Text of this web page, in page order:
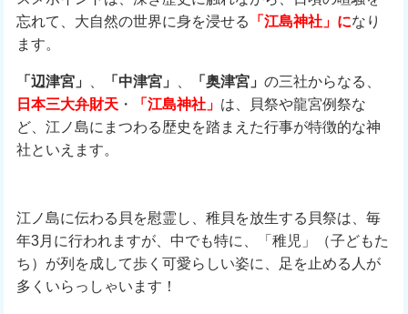
忘れて、大自然の世界に身を浸せる 「江島神社」になり
ます。
「辺津宮」 「中津宮」 「奥津宮」 の三社からなる、
日本三大弁財天・ 「江島神社」 は、貝祭や龍宮例祭な
ど、江ノ島にまつわる歴史を踏まえた行事が特徴的な神
社といえます。
江ノ島に伝わる貝を慰霊し、稚貝を放生する貝祭は、毎
年3月に行われますが、中でも特に、「稚児」（子どもた
ち）が列を成して歩く可愛らしい姿に、足を止める人が
多くいらっしゃいます！